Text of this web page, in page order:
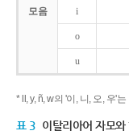
모음 i
o
u
* ll, y, ñ, w의 '이, 니, 오, 우'
표 3 이탈리아어 자모와